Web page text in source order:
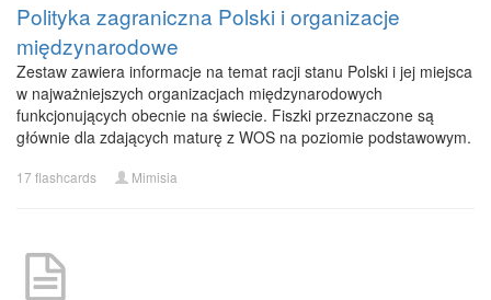
Polityka zagraniczna Polski i organizacje
międzynarodowe
Zestaw zawiera informacje na temat racji stanu Polski i jej miejsca
w najważniejszych organizacjach międzynarodowych
funkcjonujących obecnie na świecie. Fiszki przeznaczone są
głównie dla zdających maturę z WOS na poziomie podstawowym.
17 flashcards Mimisia